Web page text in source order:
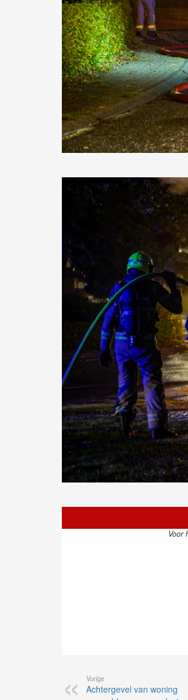
Voor
Vorige
Achtergevel van woning